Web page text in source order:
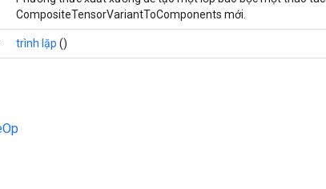
CompositeTensorVariantToComponents mới.
trình lặp ()